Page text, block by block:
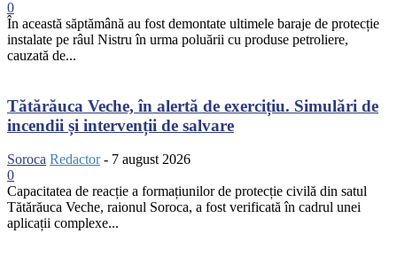
0
În această săptămână au fost demontate ultimele baraje de protecție
instalate pe râul Nistru în urma poluării cu produse petroliere,
cauzată de...
Tătărăuca Veche, în alertă de exercițiu. Simulări de
incendii și intervenții de salvare
Soroca Redactor - 7 august 2026
0
Capacitatea de reacție a formațiunilor de protecție civilă din satul
Tătărăuca Veche, raionul Soroca, a fost verificată în cadrul unei
aplicații complexe...